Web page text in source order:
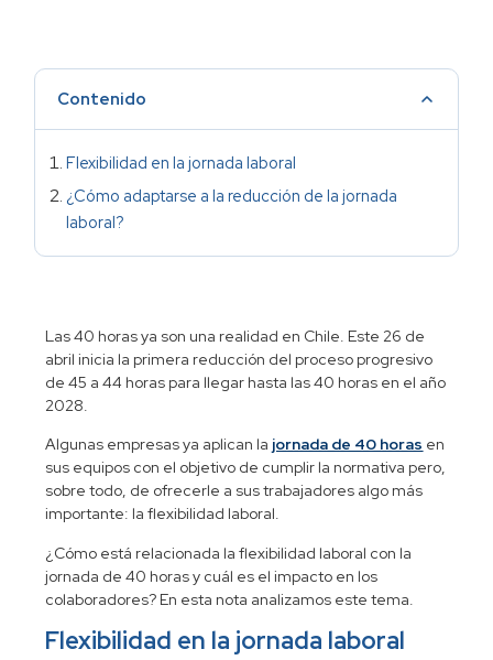
Contenido
Flexibilidad en la jornada laboral
¿Cómo adaptarse a la reducción de la jornada
laboral?
Las 40 horas ya son una realidad en Chile. Este 26 de
abril inicia la primera reducción del proceso progresivo
de 45 a 44 horas para llegar hasta las 40 horas en el año
2028.
Algunas empresas ya aplican la jornada de 40 horas en
sus equipos con el objetivo de cumplir la normativa pero,
sobre todo, de ofrecerle a sus trabajadores algo más
importante: la flexibilidad laboral.
¿Cómo está relacionada la flexibilidad laboral con la
jornada de 40 horas y cuál es el impacto en los
colaboradores? En esta nota analizamos este tema.
Flexibilidad en la jornada laboral